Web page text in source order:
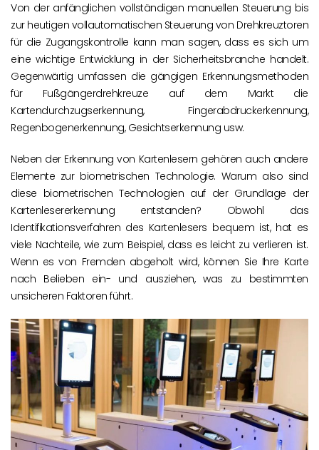
Von der anfänglichen vollständigen manuellen Steuerung bis
zur heutigen vollautomatischen Steuerung von Drehkreuztoren
für die Zugangskontrolle kann man sagen, dass es sich um
eine wichtige Entwicklung in der Sicherheitsbranche handelt.
Gegenwärtig umfassen die gängigen Erkennungsmethoden
für Fußgängerdrehkreuze auf dem Markt die
Kartendurchzugserkennung, Fingerabdruckerkennung,
Regenbogenerkennung, Gesichtserkennung usw.
Neben der Erkennung von Kartenlesern gehören auch andere
Elemente zur biometrischen Technologie. Warum also sind
diese biometrischen Technologien auf der Grundlage der
Kartenlesererkennung entstanden? Obwohl das
Identifikationsverfahren des Kartenlesers bequem ist, hat es
viele Nachteile, wie zum Beispiel, dass es leicht zu verlieren ist.
Wenn es von Fremden abgeholt wird, können Sie Ihre Karte
nach Belieben ein- und ausziehen, was zu bestimmten
unsicheren Faktoren führt.